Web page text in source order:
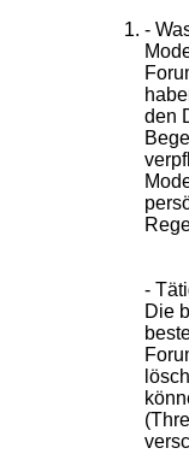
-
den
-
Die